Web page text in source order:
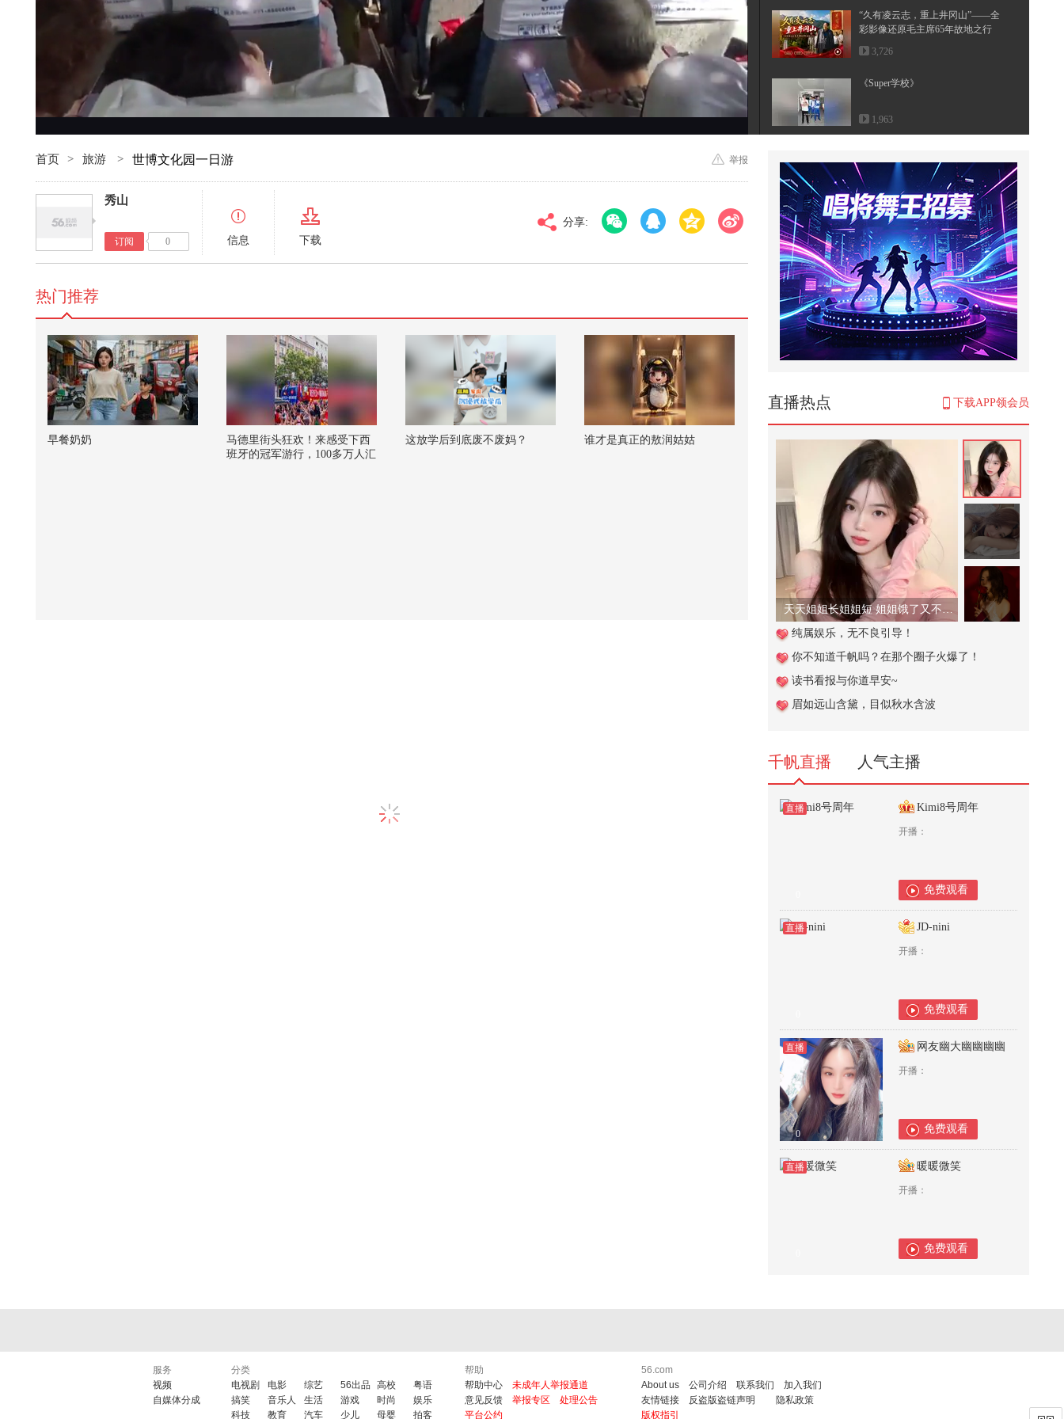
倍速
对比度 100
“久有凌云志，重上井冈山”——全
彩影像还原毛主席65年故地之行
3,726
《Super学校》
1,963
王菲早年一段路透曝光，才懂母女
二...
416
coco回忆与谢贤交往细节 称其卖劳
斯莱斯帮她填窟窿
17,230
帮助小帅长个子和美女约会#小游
戏
2,060
人活着就是两件事
#大国重器 商业航天卖数据的企业
要赚钱了：不再靠发射搬砖，转型
太...
11,153
奔赴草原音乐节，现场超乎预想，
尽兴玩到过瘾！@小狐 @搞笑狐 @
张...
@孙滢皓Kachine @孙亦航mew 小
孙大孙又在搜狐视频关注流大会会
面啦...
780
我见青山多抚媚，料青山见我应如
会 ...
1,023
11's Vlog·成都行开启！体验自制担
担面 小熊盲盒很美萌~【一镜解
首页 > 旅游 > 世博文化园一日游 举报
秀山
订阅 0 信息 下载
分享:
直播热点 下载APP领会员
天天姐姐长姐姐短 姐姐饿了又不管！
纯属娱乐，无不良引导！
你不知道千帆吗？在那个圈子火爆了！
读书看报与你道早安~
眉如远山含黛，目似秋水含波
千帆直播 人气主播
直播 Kimi8号周年
开播：
免费观看
直播 JD-nini
开播：
免费观看
直播
0
网友幽大幽幽幽幽
开播：
免费观看
直播 暖暖微笑
开播：
免费观看
热门推荐
早餐奶奶
马德里街头狂欢！来感受下西
班牙的冠军游行，100多万人汇
这放学后到底废不废妈？ 谁才是真正的敖润姑姑
服务
视频
自媒体分成
分类
电视剧
电影 综艺 56出品 高校
粤语
搞笑
音乐人 生活 游戏 时尚
娱乐
科技
教育 汽车 少儿 母婴 拍客
帮助
帮助中心
未成年人举报通道
意见反馈
举报专区
处理公告
平台公约
56.com
About us
公司介绍 联系我们
加入我们
友情链接
反盗版盗链声明
隐私政策
版权指引